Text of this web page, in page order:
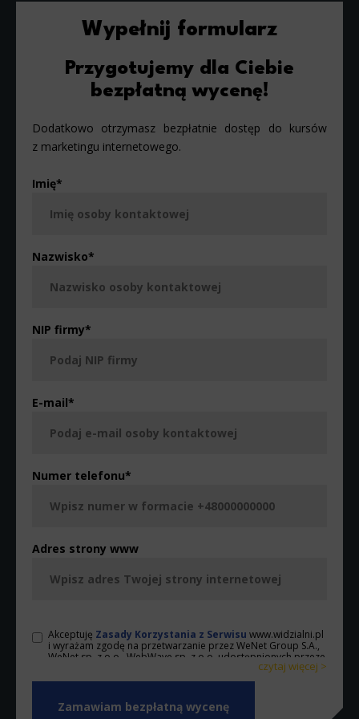
Wypełnij formularz
Przygotujemy dla Ciebie
bezpłatną wycenę!
Dodatkowo otrzymasz bezpłatnie dostęp do kursów
z marketingu internetowego.
Imię*
Nazwisko*
NIP firmy*
E-mail*
Numer telefonu*
Adres strony www
Akceptuję Zasady Korzystania z Serwisu www.widzialni.pl
i wyrażam zgodę na przetwarzanie przez WeNet Group S.A.,
WeNet sp. z o.o., WebWave sp. z o.o. udostępnionych przeze
mnie danych osobowych na warunkach opisanych w
Zasadach. Oświadczam, że są mi znane cele przetwarzania
wyrażam zgodę na wykonywanie przez WeNet Group S.A.,
WeNet sp. z o.o., WebWave sp. z o.o. działań w zakresie
czytaj więcej >